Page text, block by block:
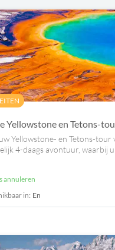
Yellowstone en Tetons-
Yellowstone- en Tetons-tour
4-daags avontuur, waarbij u
annuleren
in: En